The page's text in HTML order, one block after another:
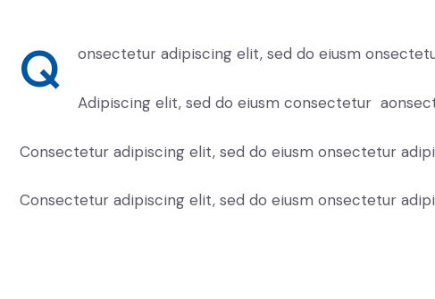
Q onsectetur adipiscing elit, sed do eiusm
Adipiscing elit, sed do eiusm consectetur
Consectetur adipiscing elit, sed do eiusm onsectetur
Consectetur adipiscing elit, sed do eiusm onsectetur